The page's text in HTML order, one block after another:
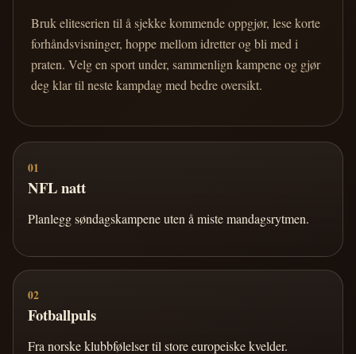
Bruk eliteserien til å sjekke kommende oppgjør, lese korte
forhåndsvisninger, hoppe mellom idretter og bli med i
praten. Velg en sport under, sammenlign kampene og gjør
deg klar til neste kampdag med bedre oversikt.
01
NFL natt
Planlegg søndagskampene uten å miste mandagsrytmen.
02
Fotballpuls
Fra norske klubbfølelser til store europeiske kvelder.